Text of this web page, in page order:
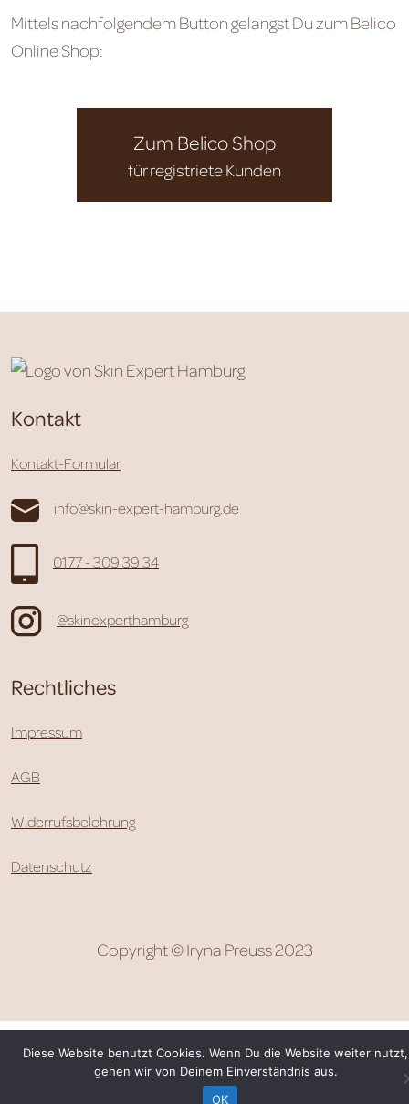
Mittels nachfolgendem Button gelangst Du zum Belico
Online Shop:
Zum Belico Shop
für registriete Kunden
Kontakt
Kontakt-Formular
info@skin-expert-hamburg.de
0177 - 309 39 34
@skinexperthamburg
Rechtliches
Impressum
AGB
Widerrufsbelehrung
Datenschutz
Copyright © Iryna Preuss 2023
Diese Website benutzt Cookies. Wenn Du die Website weiter nutzt,
gehen wir von Deinem Einverständnis aus.
OK